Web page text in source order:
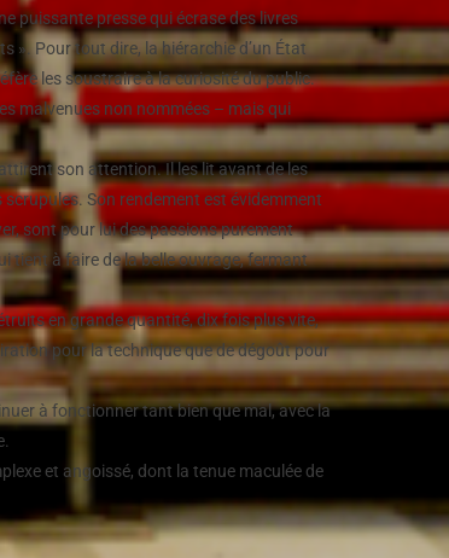
puissante presse qui écrase des livres
». Pour tout dire, la hiérarchie d’un État
les soustraire à la curiosité du public.
malvenues non nommées – mais qui
son attention. Il les lit avant de les
Son rendement est évidemment
sont pour lui des passions purement
tient à faire de la belle ouvrage, fermant
en grande quantité, dix fois plus vite,
pour la technique que de dégoût pour
à fonctionner tant bien que mal, avec la
et angoissé, dont la tenue maculée de